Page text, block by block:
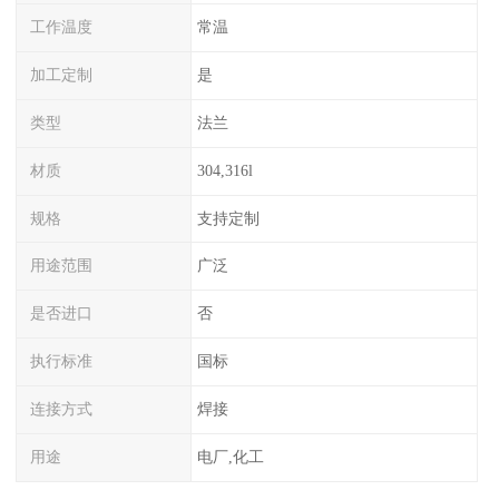
工作温度 常温
加工定制 是
类型 法兰
材质 304,316l
规格 支持定制
用途范围 广泛
是否进口 否
执行标准 国标
连接方式 焊接
用途 电厂,化工